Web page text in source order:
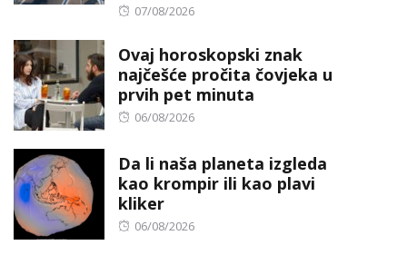
Posted
07/08/2026
Ovaj horoskopski znak
najčešće pročita čovjeka u
prvih pet minuta
Posted
06/08/2026
Da li naša planeta izgleda
kao krompir ili kao plavi
kliker
Posted
06/08/2026